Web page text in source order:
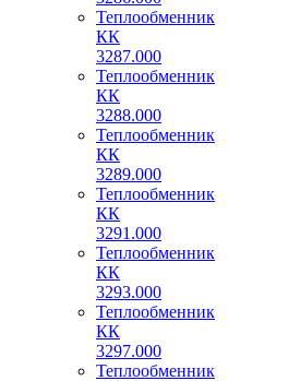
Теплообменник
КК
3287.000
Теплообменник
КК
3288.000
Теплообменник
КК
3289.000
Теплообменник
КК
3291.000
Теплообменник
КК
3293.000
Теплообменник
КК
3297.000
Теплообменник